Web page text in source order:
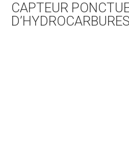
CAPTEUR
D’HYDROCARBURES